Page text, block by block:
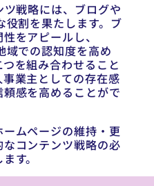
戦略には、ブログや
役割を果たします。ブ
をアピールし、
域での認知度を高め
を組み合わせること
業主としての存在感
感を高めることがで
ムページの維持・更
コンテンツ戦略の必
す。